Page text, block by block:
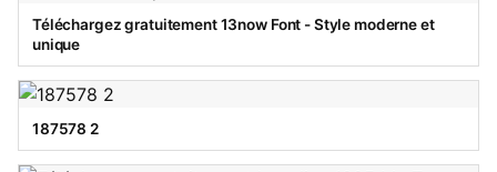
Téléchargez gratuitement 13now Font - Style moderne et
unique
187578 2